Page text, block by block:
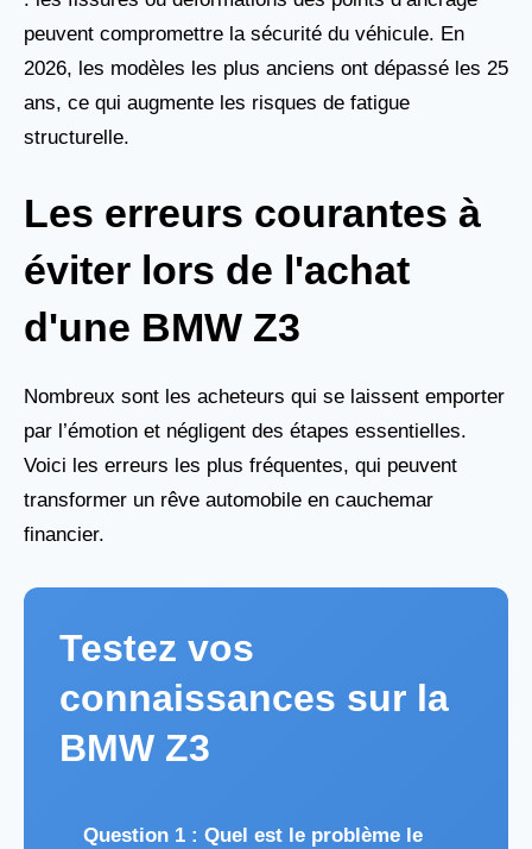
peuvent compromettre la sécurité du véhicule. En
2026, les modèles les plus anciens ont dépassé les 25
ans, ce qui augmente les risques de fatigue
structurelle.
Les erreurs courantes à
éviter lors de l'achat
d'une BMW Z3
Nombreux sont les acheteurs qui se laissent emporter
par l’émotion et négligent des étapes essentielles.
Voici les erreurs les plus fréquentes, qui peuvent
transformer un rêve automobile en cauchemar
financier.
Testez vos
connaissances sur la
BMW Z3
Question 1 : Quel est le problème le